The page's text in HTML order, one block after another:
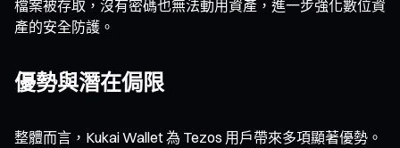
檔案被存取，沒有密碼也無法動用資產，進一步強化數位資
產的安全防護。
優勢與潛在侷限
整體而言，Kukai Wallet 為 Tezos 用戶帶來多項顯著優勢。